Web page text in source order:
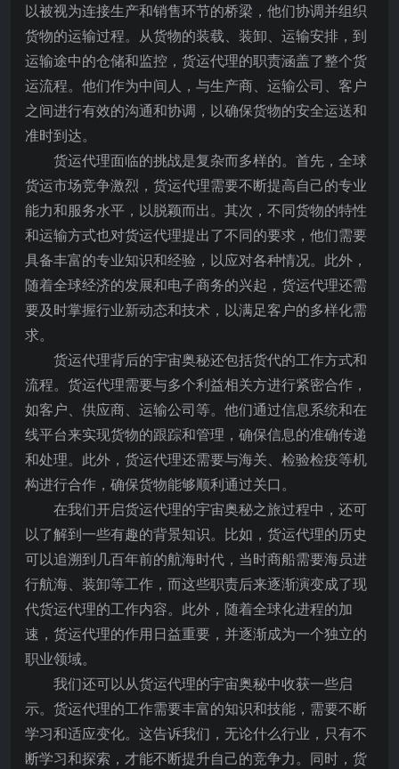
以被视为连接生产和销售环节的桥梁，他们协调并组织
货物的运输过程。从货物的装载、装卸、运输安排，到
运输途中的仓储和监控，货运代理的职责涵盖了整个货
运流程。他们作为中间人，与生产商、运输公司、客户
之间进行有效的沟通和协调，以确保货物的安全运送和
准时到达。
货运代理面临的挑战是复杂而多样的。首先，全球
货运市场竞争激烈，货运代理需要不断提高自己的专业
能力和服务水平，以脱颖而出。其次，不同货物的特性
和运输方式也对货运代理提出了不同的要求，他们需要
具备丰富的专业知识和经验，以应对各种情况。此外，
随着全球经济的发展和电子商务的兴起，货运代理还需
要及时掌握行业新动态和技术，以满足客户的多样化需
求。
货运代理背后的宇宙奥秘还包括货代的工作方式和
流程。货运代理需要与多个利益相关方进行紧密合作，
如客户、供应商、运输公司等。他们通过信息系统和在
线平台来实现货物的跟踪和管理，确保信息的准确传递
和处理。此外，货运代理还需要与海关、检验检疫等机
构进行合作，确保货物能够顺利通过关口。
在我们开启货运代理的宇宙奥秘之旅过程中，还可
以了解到一些有趣的背景知识。比如，货运代理的历史
可以追溯到几百年前的航海时代，当时商船需要海员进
行航海、装卸等工作，而这些职责后来逐渐演变成了现
代货运代理的工作内容。此外，随着全球化进程的加
速，货运代理的作用日益重要，并逐渐成为一个独立的
职业领域。
我们还可以从货运代理的宇宙奥秘中收获一些启
示。货运代理的工作需要丰富的知识和技能，需要不断
学习和适应变化。这告诉我们，无论什么行业，只有不
断学习和探索，才能不断提升自己的竞争力。同时，货